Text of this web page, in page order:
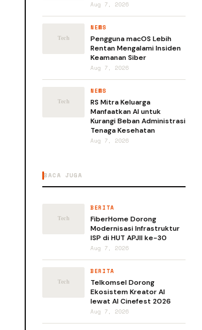
Aug 7, 2026
NEWS
Pengguna macOS Lebih
Rentan Mengalami Insiden
Keamanan Siber
Aug 7, 2026
NEWS
RS Mitra Keluarga
Manfaatkan AI untuk
Kurangi Beban Administrasi
Tenaga Kesehatan
Aug 7, 2026
BACA JUGA
BERITA
FiberHome Dorong
Modernisasi Infrastruktur
ISP di HUT APJII ke-30
Aug 7, 2026
BERITA
Telkomsel Dorong
Ekosistem Kreator AI
lewat AI Cinefest 2026
Aug 7, 2026